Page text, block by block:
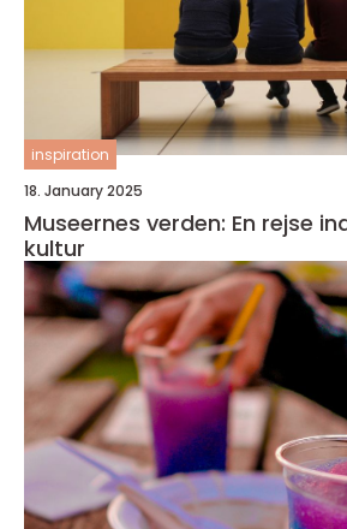
inspiration
18. January 2025
Museernes verden: En rejse
kultur